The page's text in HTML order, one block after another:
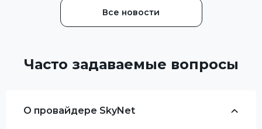
компании на страни
Все новости
Часто задаваемые вопросы
О провайдере SkyNet